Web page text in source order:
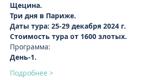
Щецина.
Три дня в Париже.
Даты тура: 25-29 декабря 2024 г.
Стоимость тура от 1600 злотых.
Программа:
День-1.
Подробнее >